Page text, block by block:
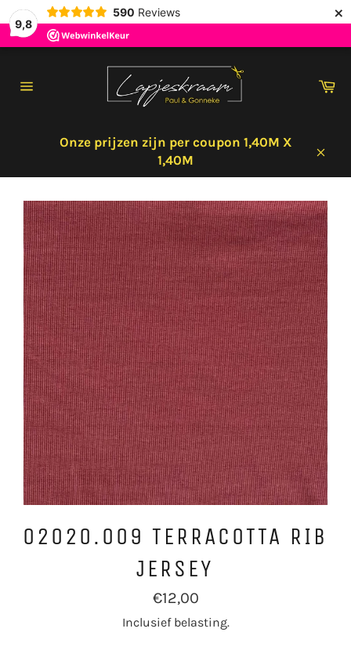
9,8
590 Reviews ×
Onze prijzen zijn per coupon 1,40M X
1,40M
02020.009 TERRACOTTA RIB
JERSEY
Normale
prijs
€12,00
Inclusief belasting.